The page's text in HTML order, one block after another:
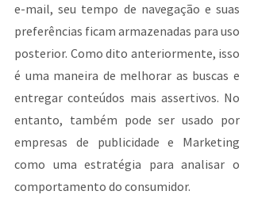
e-mail, seu tempo de navegação e suas
preferências ficam armazenadas para uso
posterior. Como dito anteriormente, isso
é uma maneira de melhorar as buscas e
entregar conteúdos mais assertivos. No
entanto, também pode ser usado por
empresas de publicidade e Marketing
como uma estratégia para analisar o
comportamento do consumidor.